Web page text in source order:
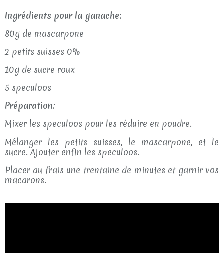
Ingrédients pour la ganache:
80g de mascarpone
2 petits suisses 0%
10g de sucre roux
5 speculoos
Préparation:
Mixer les speculoos pour les réduire en poudre.
Mélanger les petits suisses, le mascarpone, et le
sucre. Ajouter enfin les speculoos.
Placer au frais une trentaine de minutes et garnir vos
macarons.